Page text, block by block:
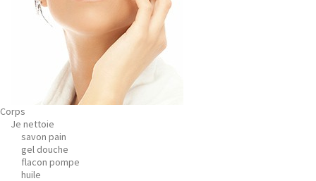
Corps
Je nettoie
savon pain
gel douche
flacon pompe
huile